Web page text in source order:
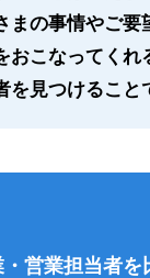
まの事情やご要
おこなってくれ
を見つけること
営業担当者を